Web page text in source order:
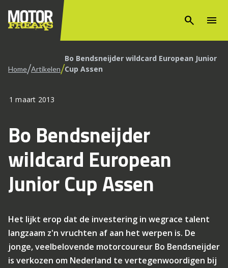
search menu
Home/Artikelen/Bo Bendsneijder wildcard European Junior
Cup Assen
1 maart 2013
Bo Bendsneijder
wildcard European
Junior Cup Assen
Het lijkt erop dat de investering in wegrace talent
langzaam z'n vruchten af aan het werpen is. De
jonge, veelbelovende motorcoureur Bo Bendsneijder
is verkozen om Nederland te vertegenwoordigen bij